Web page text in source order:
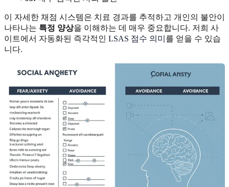
이 자세한 채점 시스템은 치료 경과를 추적하고 개인의 불안이
나타나는 특정 양상을 이해하는 데 매우 중요합니다. 저희 사
이트에서 자동화된 즉각적인 LSAS 점수 의미 를 얻을 수 있습
니다.